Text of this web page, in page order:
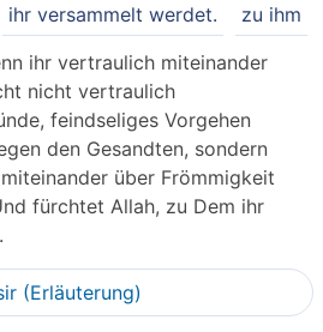
zu ihm
ihr versammelt werdet.
ihr vertraulich miteinander
nicht vertraulich
feindseliges Vorgehen
den Gesandten, sondern
über Frömmigkeit
fürchtet Allah, zu Dem ihr
(Erläuterung)